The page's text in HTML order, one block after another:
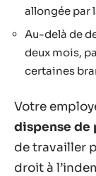
allongée par
Au-delà de
deux mois,
certaines
Votre
dispense de
de travailler
droit à